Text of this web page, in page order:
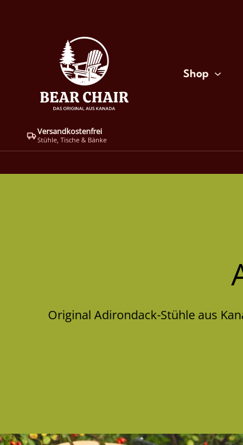
Shop
Versandkostenfrei
Stühle, Tische & Bänke
Original Adirondack-Stühle aus